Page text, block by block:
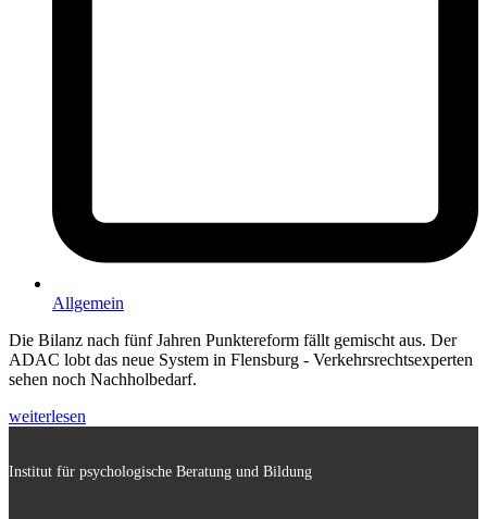
Allgemein
Die Bilanz nach fünf Jahren Punktereform fällt gemischt aus. Der
ADAC lobt das neue System in Flensburg - Verkehrsrechtsexperten
sehen noch Nachholbedarf.
weiterlesen
Institut für psychologische Beratung und Bildung